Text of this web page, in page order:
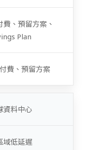
費、預留方案、
Plan
費、預留方案
資料中心
域低延遲